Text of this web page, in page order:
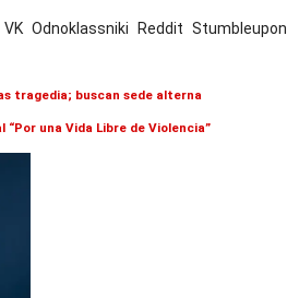
VK Odnoklassniki Reddit Stumbleupon
tragedia; buscan sede alterna
una Vida Libre de Violencia”